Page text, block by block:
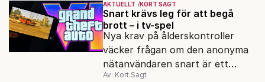
AKTUELLT KORT SAGT
Snart krävs leg för att begå
brott – i tv-spel
Nya krav på ålderskontroller
väcker frågan om den anonyma
nätanvändaren snart är ett
minne blott.
Av: Kort Sagt